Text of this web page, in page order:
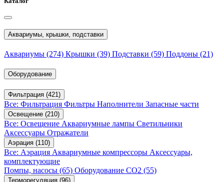
Аквариумы, крышки, подставки
Аквариумы (274) Крышки (39) Подставки (59) Поддоны (21)
Оборудование
Фильтрация (421)
Все: Фильтрация Фильтры Наполнители Запасные части
Освещение (210)
Все: Освещение Аквариумные лампы Светильники
Аксессуары Отражатели
Аэрация (110)
Все: Аэрация Аквариумные компрессоры Аксессуары,
комплектующие
Помпы, насосы (65) Оборудование CO2 (55)
Терморегуляция (96)